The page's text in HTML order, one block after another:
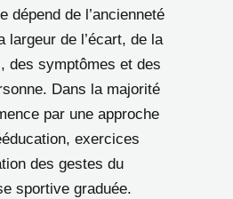
dépend de l’ancienneté
largeur de l’écart, de la
des symptômes et des
Dans la majorité
par une approche
exercices
des gestes du
sportive graduée.